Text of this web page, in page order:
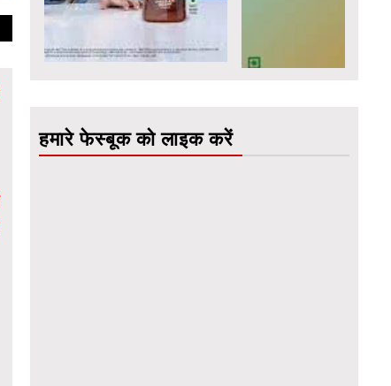
हमारे फेस्बूक को लाइक करें